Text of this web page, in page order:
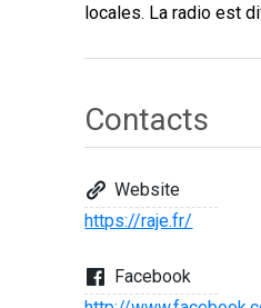
locales. La radio est
Contacts
Website
https://raje.fr/
Facebook